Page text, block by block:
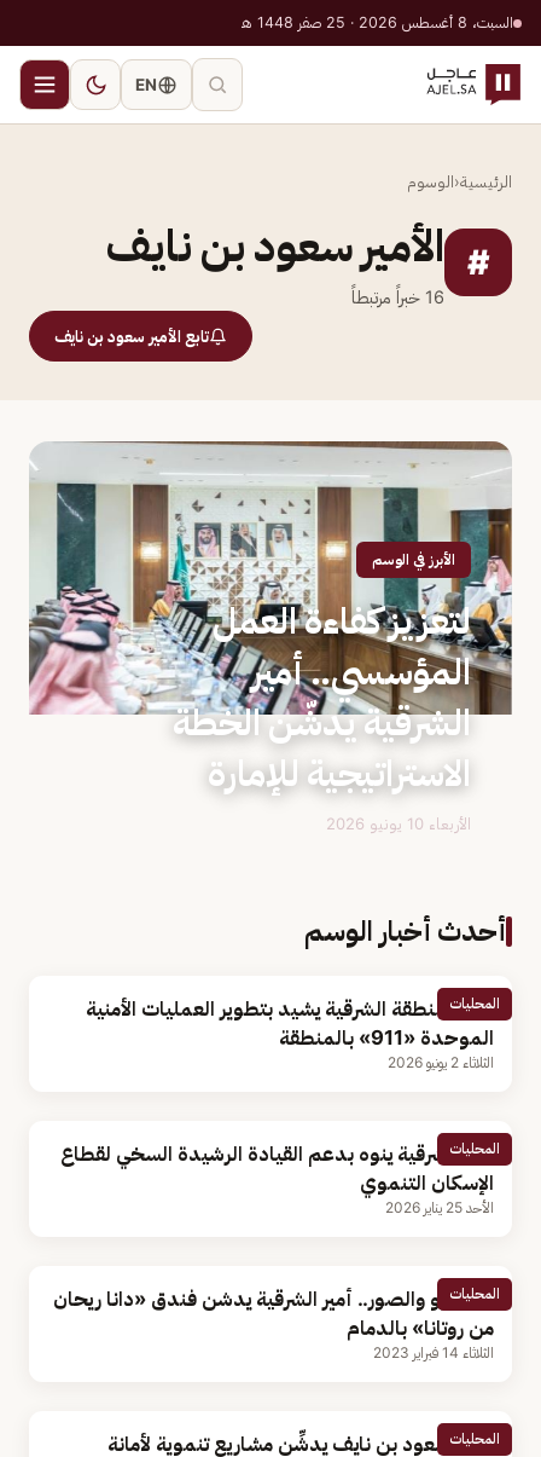
السبت، 8 أغسطس 2026 · 25 صفر 1448 هـ
EN
الرئيسية‹الوسوم
# الأمير سعود بن نايف
16 خبراً مرتبطاً
تابع الأمير سعود بن نايف
الأبرز في الوسم
لتعزيز كفاءة العمل
المؤسسي.. أمير
الشرقية يدشّن الخطة
الاستراتيجية للإمارة
الأربعاء 10 يونيو 2026
أحدث أخبار الوسم
المحليات
أمير المنطقة الشرقية يشيد بتطوير العمليات الأمنية
الموحدة «911» بالمنطقة
الثلاثاء 2 يونيو 2026
المحليات
أمير الشرقية ينوه بدعم القيادة الرشيدة السخي لقطاع
الإسكان التنموي
الأحد 25 يناير 2026
المحليات
بالفيديو والصور.. أمير الشرقية يدشن فندق «دانا ريحان
من روتانا» بالدمام
الثلاثاء 14 فبراير 2023
المحليات
الأمير سعود بن نايف يدشِّن مشاريع تنموية لأمانة